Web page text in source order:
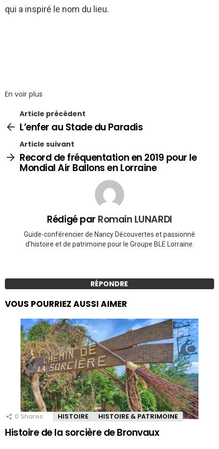
qui a inspiré le nom du lieu.
En voir plus
Article précédent
L’enfer au Stade du Paradis
Article suivant
Record de fréquentation en 2019 pour le
Mondial Air Ballons en Lorraine
Rédigé par Romain LUNARDI
Guide-conférencier de Nancy Découvertes et passionné
d'histoire et de patrimoine pour le Groupe BLE Lorraine.
RÉPONDRE
VOUS POURRIEZ AUSSI AIMER
0 Shares HISTOIRE HISTOIRE & PATRIMOINE
Histoire de la sorcière de Bronvaux